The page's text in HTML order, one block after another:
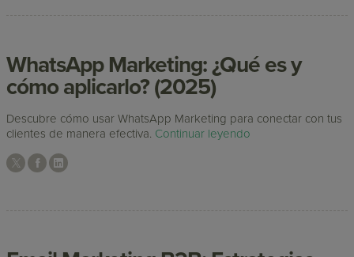
WhatsApp Marketing: ¿Qué es y
cómo aplicarlo? (2025)
Descubre cómo usar WhatsApp Marketing para conectar con tus
clientes de manera efectiva. Continuar leyendo